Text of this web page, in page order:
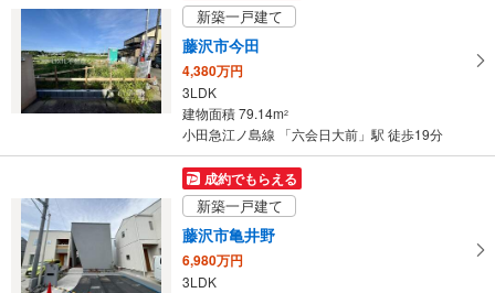
る
新築一戸建て
藤沢市今田
4,380万円
3LDK
建物面積 79.14m2
小田急江ノ島線 「六会日大前」駅 徒歩19分
成約でもらえる
新築一戸建て
藤沢市亀井野
6,980万円
3LDK